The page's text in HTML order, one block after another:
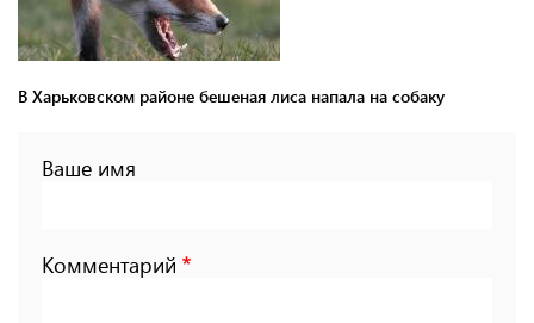
В Харьковском районе бешеная лиса напала на собаку
Ваше имя
Комментарий